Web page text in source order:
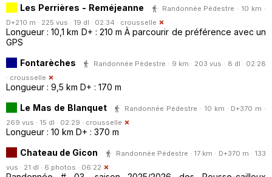
Les Perrières - Reméjeanne
Randonnée Pédestre · 10 km ·
D+210 m · 225 vus · 19 dl · 02:34 · crousselle
Longueur : 10,1 km D+ : 210 m À parcourir de préférence avec un
GPS
Fontarèches
Randonnée Pédestre · 9 km · 203 vus · 8 dl · 02:28
· crousselle
Longueur : 9,5 km D+ : 170 m
Le Mas de Blanquet
Randonnée Pédestre · 10 km · D+370 m ·
269 vus · 15 dl · 02:29 · crousselle
Longueur : 10 km D+ : 370 m
Chateau de Gicon
Randonnée Pédestre · 17 km · D+370 m · 133
vus · 21 dl · 6 photos · 06:22